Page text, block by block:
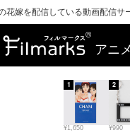
花嫁を配信している動画配信サ
アニメ
¥1,650
1
¥990
2